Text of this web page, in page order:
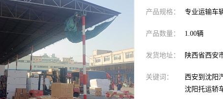
产品规格： 专业运输车
产品数量： 1.00辆
发货地址： 陕西省西安
关键词：
西安到沈阳
沈阳托运轿